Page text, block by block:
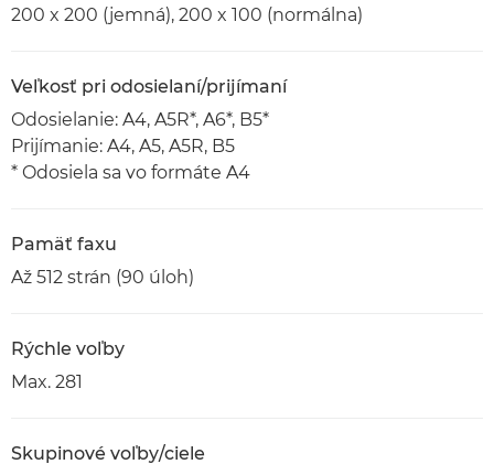
200 x 200 (jemná), 200 x 100 (normálna)
Veľkosť pri odosielaní/prijímaní
Odosielanie: A4, A5R*, A6*, B5*
Prijímanie: A4, A5, A5R, B5
* Odosiela sa vo formáte A4
Pamäť faxu
Až 512 strán (90 úloh)
Rýchle voľby
Max. 281
Skupinové voľby/ciele